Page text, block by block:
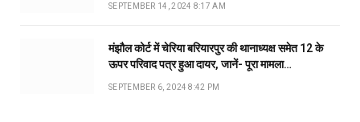
SEPTEMBER 14, 2024 8:17 AM
मंझौल कोर्ट में चेरिया बरियारपुर की थानाध्यक्ष समेत 12 के
ऊपर परिवाद पत्र हुआ दायर, जानें- पूरा मामला…
SEPTEMBER 6, 2024 8:42 PM